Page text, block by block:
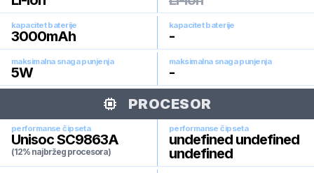
kapacitet baterije
3000mAh
kapacitet baterije
-
maksimalna snaga punjenja
5W
maksimalna snaga punjenja
-
PROCESOR
performanse čipseta
Unisoc SC9863A
(12% najbržeg procesora)
performanse čipseta
undefined undefined
undefined